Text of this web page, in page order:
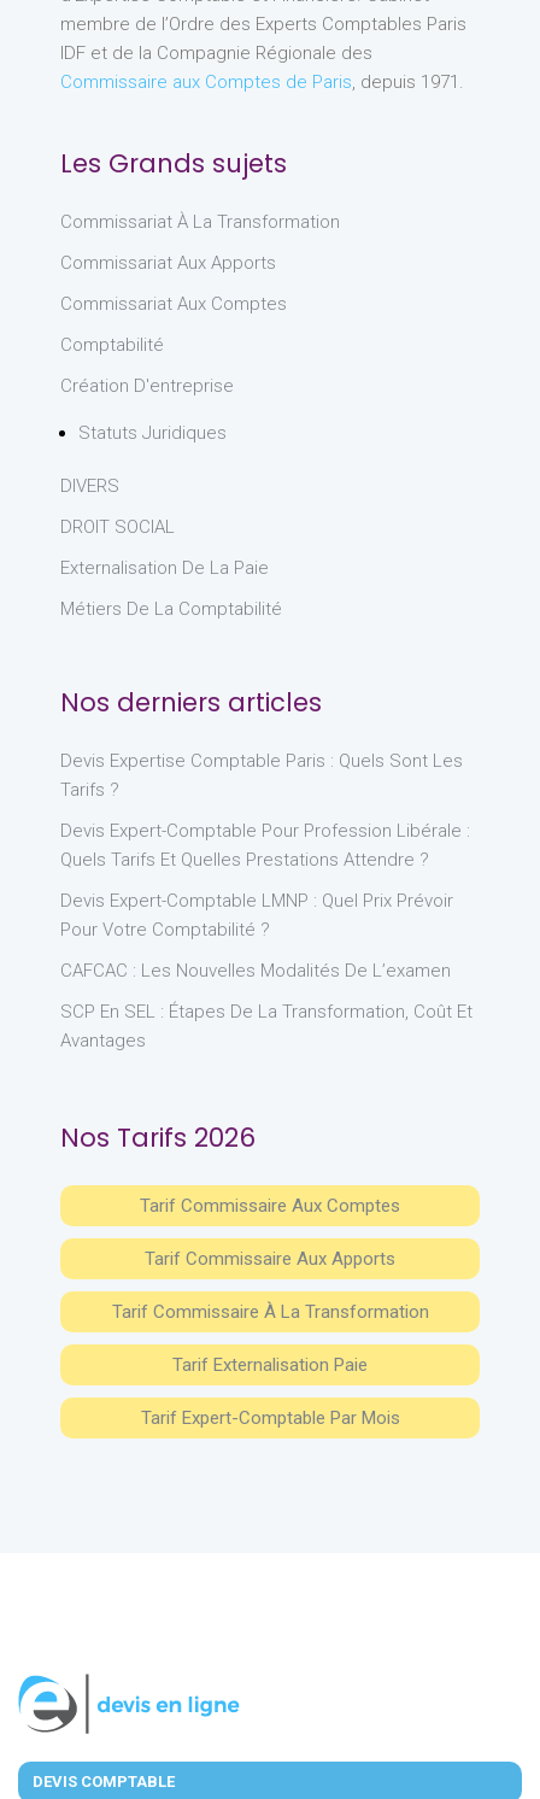
membre de l’Ordre des Experts Comptables Paris
IDF et de la Compagnie Régionale des
Commissaire aux Comptes de Paris, depuis 1971.
Les Grands sujets
Commissariat À La Transformation
Commissariat Aux Apports
Commissariat Aux Comptes
Comptabilité
Création D'entreprise
Statuts Juridiques
DIVERS
DROIT SOCIAL
Externalisation De La Paie
Métiers De La Comptabilité
Nos derniers articles
Devis Expertise Comptable Paris : Quels Sont Les
Tarifs ?
Devis Expert-Comptable Pour Profession Libérale :
Quels Tarifs Et Quelles Prestations Attendre ?
Devis Expert-Comptable LMNP : Quel Prix Prévoir
Pour Votre Comptabilité ?
CAFCAC : Les Nouvelles Modalités De L’examen
SCP En SEL : Étapes De La Transformation, Coût Et
Avantages
Nos Tarifs 2026
Tarif Commissaire Aux Comptes
Tarif Commissaire Aux Apports
Tarif Commissaire À La Transformation
Tarif Externalisation Paie
Tarif Expert-Comptable Par Mois
DEVIS COMPTABLE